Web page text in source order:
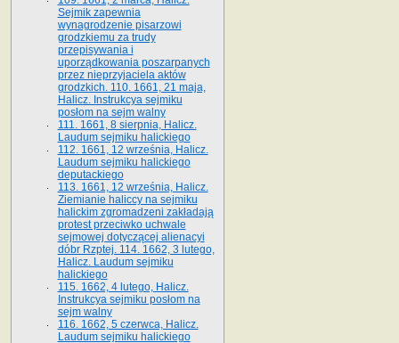
Sejmik zapewnia
wynagrodzenie pisarzowi
grodzkiemu za trudy
przepisywania i
uporządkowania poszarpanych
przez nieprzyjaciela aktów
grodzkich. 110. 1661, 21 maja,
Halicz. Instrukcya sejmiku
posłom na sejm walny
111. 1661, 8 sierpnia, Halicz.
Laudum sejmiku halickiego
112. 1661, 12 września, Halicz.
Laudum sejmiku halickiego
deputackiego
113. 1661, 12 września, Halicz.
Ziemianie haliccy na sejmiku
halickim zgromadzeni zakładają
protest przeciwko uchwale
sejmowej dotyczącej alienacyi
dóbr Rzptej. 114. 1662, 3 lutego,
Halicz. Laudum sejmiku
halickiego
115. 1662, 4 lutego, Halicz.
Instrukcya sejmiku posłom na
sejm walny
116. 1662, 5 czerwca, Halicz.
Laudum sejmiku halickiego